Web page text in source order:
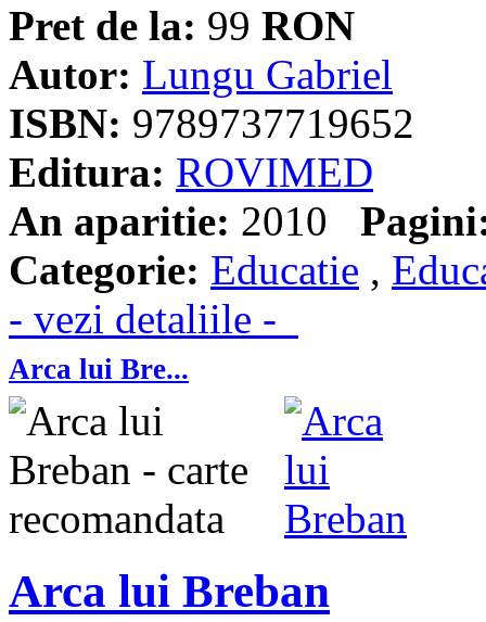
Pret de la: 99 RON
Autor: Lungu Gabriel
ISBN: 9789737719652
Editura: ROVIMED
An aparitie: 2010
Categorie: Educatie ,
- vezi detaliile -
Arca lui Bre...
Arca lui Breban